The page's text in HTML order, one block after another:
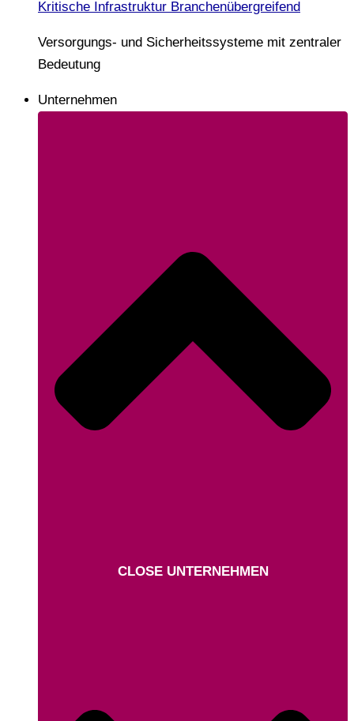
Kritische Infrastruktur Branchenübergreifend
Versorgungs- und Sicherheitssysteme mit zentraler
Bedeutung
Unternehmen
CLOSE UNTERNEHMEN